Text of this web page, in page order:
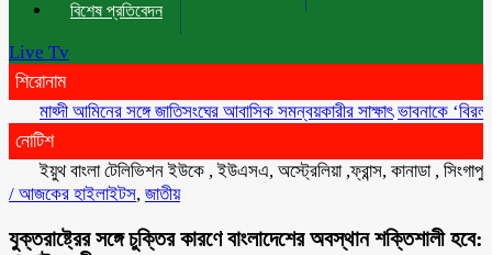
বিশেষ প্রতিবেদন
Live Tv
শিরোনাম
আমিনের সঙ্গে জাতিসংঘের আবাসিক সমন্বয়কারীর সাক্ষাৎ ভাবনাকে ‘বিরল
নোটিশ
বাংলা টেলিভিশন ইউকে , ইউএসএ, অস্ট্রেলিয়া ,ফ্রান্স, কানাডা , সিংগাপুর ,
/ আজকের হাইলাইটস, জাতীয়
যুক্তরাষ্ট্রের সঙ্গে চুক্তির কারণে বাংলাদেশের অবস্থান শক্তিশালী হবে: